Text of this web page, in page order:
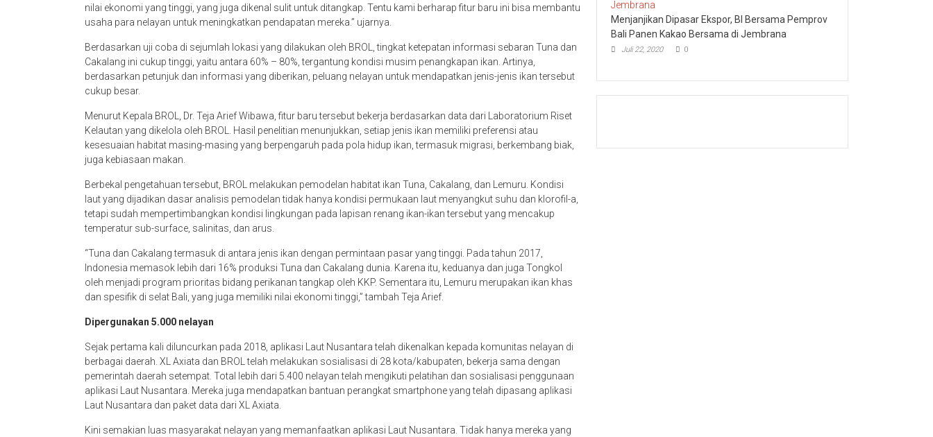
nilai ekonomi yang tinggi, yang juga dikenal sulit untuk ditangkap. Tentu kami berharap fitur baru ini bisa membantu
usaha para nelayan untuk meningkatkan pendapatan mereka.” ujarnya.
Berdasarkan uji coba di sejumlah lokasi yang dilakukan oleh BROL, tingkat ketepatan informasi sebaran Tuna dan
Cakalang ini cukup tinggi, yaitu antara 60% – 80%, tergantung kondisi musim penangkapan ikan. Artinya,
berdasarkan petunjuk dan informasi yang diberikan, peluang nelayan untuk mendapatkan jenis-jenis ikan tersebut
cukup besar.
Menurut Kepala BROL, Dr. Teja Arief Wibawa, fitur baru tersebut bekerja berdasarkan data dari Laboratorium Riset
Kelautan yang dikelola oleh BROL. Hasil penelitian menunjukkan, setiap jenis ikan memiliki preferensi atau
kesesuaian habitat masing-masing yang berpengaruh pada pola hidup ikan, termasuk migrasi, berkembang biak,
juga kebiasaan makan.
Berbekal pengetahuan tersebut, BROL melakukan pemodelan habitat ikan Tuna, Cakalang, dan Lemuru. Kondisi
laut yang dijadikan dasar analisis pemodelan tidak hanya kondisi permukaan laut menyangkut suhu dan klorofil-a,
tetapi sudah mempertimbangkan kondisi lingkungan pada lapisan renang ikan-ikan tersebut yang mencakup
temperatur sub-surface, salinitas, dan arus.
“Tuna dan Cakalang termasuk di antara jenis ikan dengan permintaan pasar yang tinggi. Pada tahun 2017,
Indonesia memasok lebih dari 16% produksi Tuna dan Cakalang dunia. Karena itu, keduanya dan juga Tongkol
oleh menjadi program prioritas bidang perikanan tangkap oleh KKP. Sementara itu, Lemuru merupakan ikan khas
dan spesifik di selat Bali, yang juga memiliki nilai ekonomi tinggi,” tambah Teja Arief.
Dipergunakan 5.000 nelayan
Sejak pertama kali diluncurkan pada 2018, aplikasi Laut Nusantara telah dikenalkan kepada komunitas nelayan di
berbagai daerah. XL Axiata dan BROL telah melakukan sosialisasi di 28 kota/kabupaten, bekerja sama dengan
pemerintah daerah setempat. Total lebih dari 5.400 nelayan telah mengikuti pelatihan dan sosialisasi penggunaan
aplikasi Laut Nusantara. Mereka juga mendapatkan bantuan perangkat smartphone yang telah dipasang aplikasi
Laut Nusantara dan paket data dari XL Axiata.
Kini semakian luas masyarakat nelayan yang memanfaatkan aplikasi Laut Nusantara. Tidak hanya mereka yang
Menjanjikan Dipasar Ekspor, BI Bersama Pemprov
Bali Panen Kakao Bersama di Jembrana
Juli 22, 2020 0